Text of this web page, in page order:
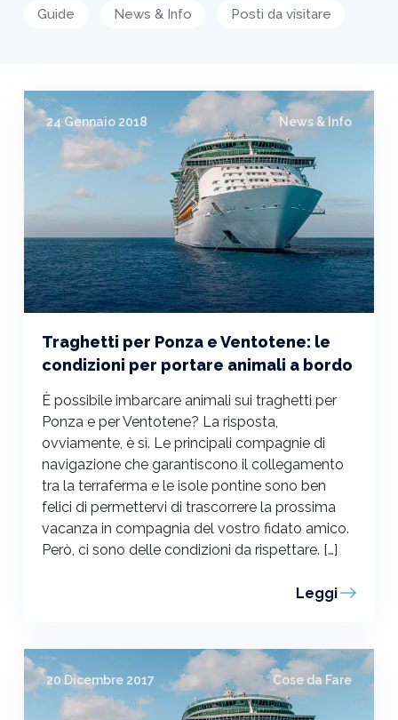
Guide News & Info Posti da visitare
24 Gennaio 2018 News & Info
Traghetti per Ponza e Ventotene: le
condizioni per portare animali a bordo
È possibile imbarcare animali sui traghetti per
Ponza e per Ventotene? La risposta,
ovviamente, è sì. Le principali compagnie di
navigazione che garantiscono il collegamento
tra la terraferma e le isole pontine sono ben
felici di permettervi di trascorrere la prossima
vacanza in compagnia del vostro fidato amico.
Però, ci sono delle condizioni da rispettare. […]
Leggi
20 Dicembre 2017 Cose da Fare